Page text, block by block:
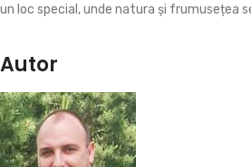
un loc special, unde natura și frumusețea
Autor